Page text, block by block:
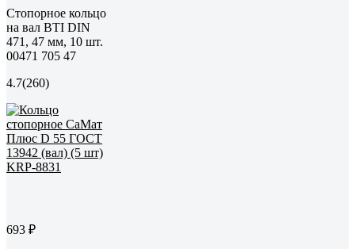
Стопорное кольцо
на вал BTI DIN
471, 47 мм, 10 шт.
00471 705 47
4.7(260)
693 ₽